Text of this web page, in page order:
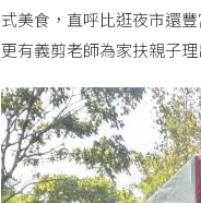
式美食，直呼比逛夜市還
更有義剪老師為家扶親子理